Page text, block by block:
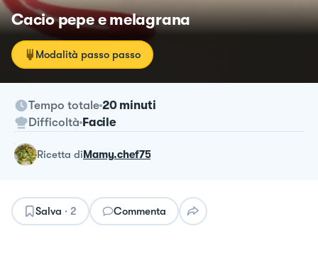
Cacio pepe e melagrana
Modalità passo passo
Tempo totale 20 minuti
Difficoltà Facile
ricetta diMamy.chef75
Salva · 2 Commenta